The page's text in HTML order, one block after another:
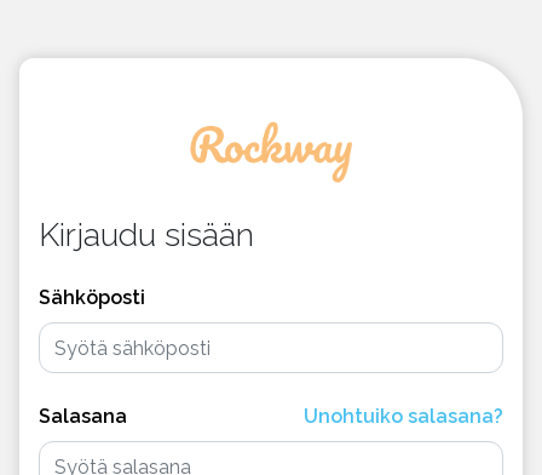
Kirjaudu sisään
Sähköposti
Salasana Unohtuiko salasana?